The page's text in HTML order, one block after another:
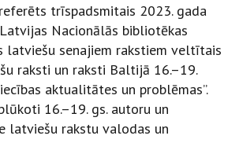
trīspadsmitais 2023. gada
Nacionālās bibliotēkas
latviešu senajiem rakstiem veltītais
raksti un raksti Baltijā 16.–19.
aktualitātes un problēmas”.
16.–19. gs. autoru un
latviešu rakstu valodas un